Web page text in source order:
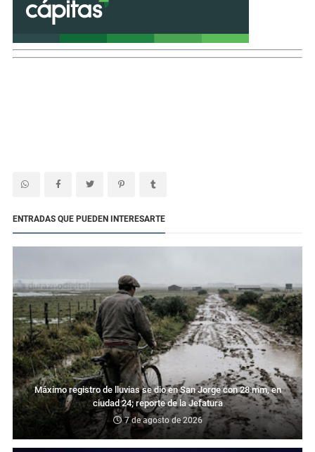
ENTRADAS QUE PUEDEN INTERESARTE
Máximo registro de lluvias se dio en San Jorge con 28 mm, en
ciudad 24; reporte de la Jefatura
7 de agosto de 2026